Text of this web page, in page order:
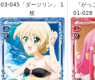
03-045「ダージリン」 1
枚
『が
01-028